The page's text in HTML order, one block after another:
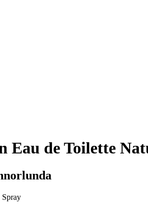
Eau de Toilette
Spray